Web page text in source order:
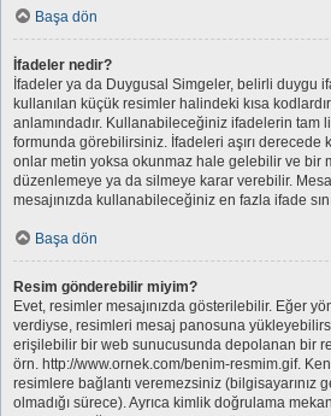
Başa dön
İfadeler nedir?
İfadeler ya da Duygusal Simgeler, belirli duygu
kullanılan küçük resimler halindeki kısa
anlamındadır. Kullanabileceğiniz ifadelerin tam
formunda görebilirsiniz. İfadeleri aşırı
onlar metin yoksa okunmaz hale gelebilir ve bir
düzenlemeye ya da silmeye karar verebilir.
mesajınızda kullanabileceğiniz en fazla ifade
Başa dön
Resim gönderebilir miyim?
Evet, resimler mesajınızda gösterilebilir. Eğer
verdiyse, resimleri mesaj panosuna
erişilebilir bir web sunucusunda depolanan bir
örn. http://www.ornek.com/benim-resmim.gif.
resimlere bağlantı veremezsiniz (bilgisayarınız
olmadığı sürece). Ayrıca kimlik doğrulama